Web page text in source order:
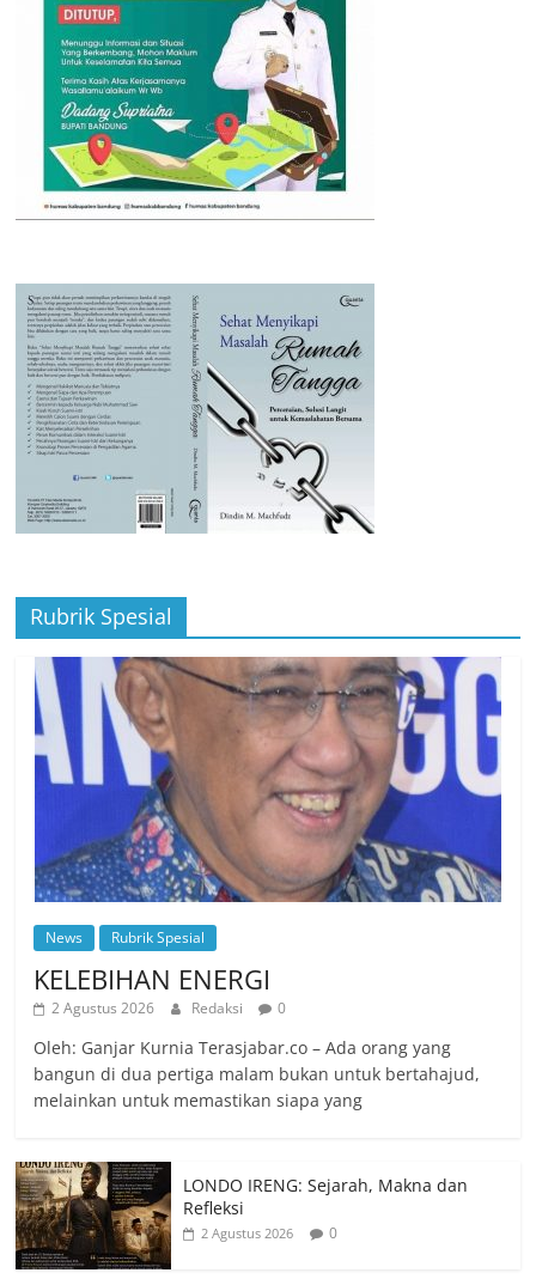
Rubrik Spesial
News Rubrik Spesial
KELEBIHAN ENERGI
2 Agustus 2026 Redaksi 0
Oleh: Ganjar Kurnia Terasjabar.co – Ada orang yang
bangun di dua pertiga malam bukan untuk bertahajud,
melainkan untuk memastikan siapa yang
LONDO IRENG: Sejarah, Makna dan
Refleksi
2 Agustus 2026 0